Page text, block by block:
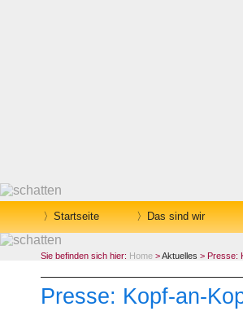
Startseite Das sind wir
Sie befinden sich hier: Home >Aktuelles > Presse:
Presse: Kopf-an-